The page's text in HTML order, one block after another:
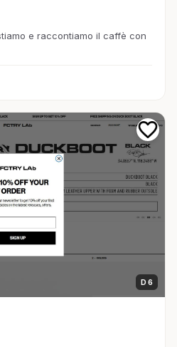
e raccontiamo il caffè con
D 6